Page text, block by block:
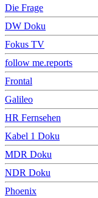
Die Frage
DW Doku
Fokus TV
follow me.reports
Frontal
Galileo
HR Fernsehen
Kabel 1 Doku
MDR Doku
NDR Doku
Phoenix